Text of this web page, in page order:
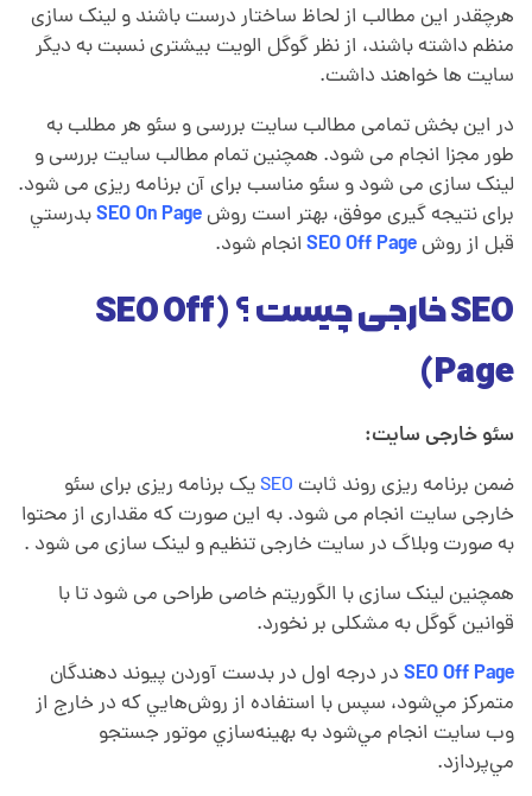
هرچقدر این مطالب از لحاظ ساختار درست باشند و لینک سازی
منظم داشته باشند، از نظر گوگل الویت بیشتری نسبت به دیگر
سایت ها خواهند داشت.
در این بخش تمامی مطالب سایت بررسی و سئو هر مطلب به
طور مجزا انجام می شود. همچنین تمام مطالب سایت بررسی و
لینک سازی می شود و سئو مناسب برای آن برنامه ریزی می شود.
برای نتیجه گیری موفق، بهتر است روشSEO On Pageبدرستي
قبل از روشSEO Off Pageانجام شود.
SEO خارجی چیست ؟ (SEO Off
Page)
سئو خارجی سایت:
ضمن برنامه ریزی روند ثابت
یک برنامه ریزی برای سئو
خارجی سایت انجام می شود. به این صورت که مقداری از محتوا
به صورت وبلاگ در سایت خارجی تنظیم و لینک سازی می شود .
همچنین لینک سازی با الگوریتم خاصی طراحی می شود تا با
قوانین گوگل به مشکلی بر نخورد.
SEO Off Pageدر درجه اول در بدست آوردن پيوند دهندگان
متمرکز مي‌شود، سپس با استفاده از روش‌هايي که در خارج از
وب سايت انجام مي‌شود به بهينه‌سازي موتور جستجو
مي‌پردازد.